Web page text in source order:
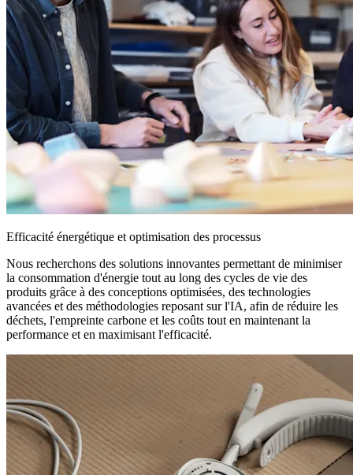
Efficacité énergétique et optimisation des processus
Nous recherchons des solutions innovantes permettant de minimiser
la consommation d'énergie tout au long des cycles de vie des
produits grâce à des conceptions optimisées, des technologies
avancées et des méthodologies reposant sur l'IA, afin de réduire les
déchets, l'empreinte carbone et les coûts tout en maintenant la
performance et en maximisant l'efficacité.